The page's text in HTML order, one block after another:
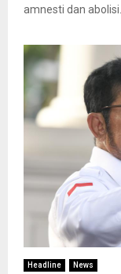
amnesti dan abolisi...
Headline News